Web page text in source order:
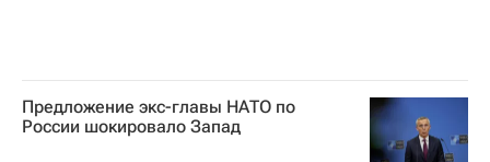
Предложение экс-главы НАТО по
России шокировало Запад